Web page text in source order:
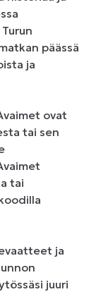
päässä
ja
ovat
tai sen
tai
ja
juuri